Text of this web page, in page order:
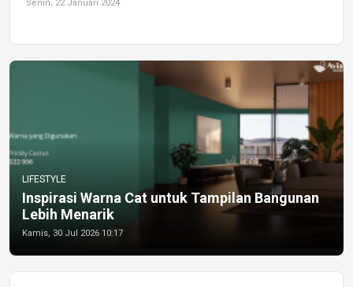
Senin, 22 Januari 2024
LIFESTYLE
Inspirasi Warna Cat untuk Tampilan Bangunan
Lebih Menarik
Kamis, 30 Jul 2026 10:17